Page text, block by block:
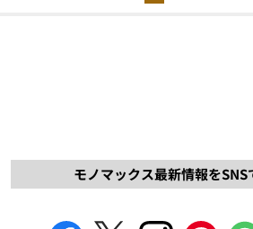
モノマックス最新情報をSNS